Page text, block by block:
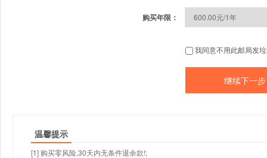
购买年限：
我同意不用此邮局发
温馨提示
[1] 购买零风险,30天内无条件退余款!;